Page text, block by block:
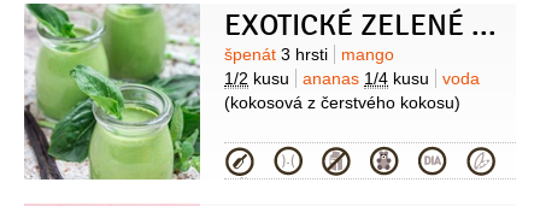
EXOTICKÉ ZELENÉ SMOOTHIE S BAOBABEM
Suroviny
špenát 3 hrsti
mango
1/2 kusu ananas 1/4 kusu
voda
(kokosová z čerstvého kokosu)
Kategorie